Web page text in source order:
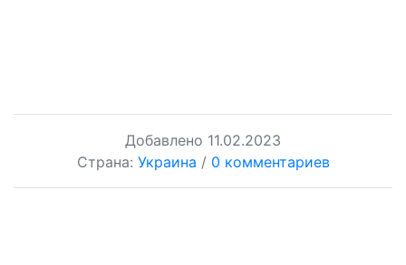
Добавлено 11.02.2023
Страна: Украина / 0 комментариев